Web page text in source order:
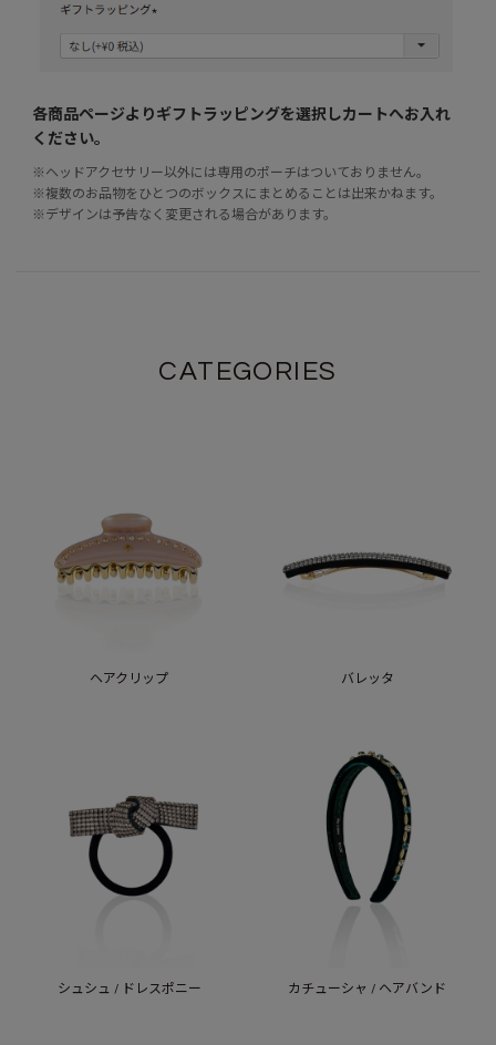
各商品ページよりギフトラッピングを選択しカートへお入れ
ください。
※ヘッドアクセサリー以外には専用のポーチはついておりません。
※複数のお品物をひとつのボックスにまとめることは出来かねます。
※デザインは予告なく変更される場合があります。
CATEGORIES
ヘアクリップ バレッタ
シュシュ / ドレスポニー カチューシャ / ヘアバンド